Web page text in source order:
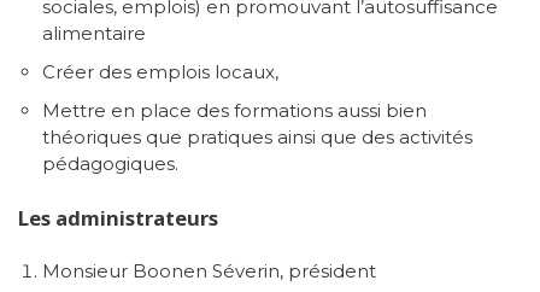
sociales, emplois) en promouvant l’autosuffisance
alimentaire
Créer des emplois locaux,
Mettre en place des formations aussi bien
théoriques que pratiques ainsi que des activités
pédagogiques.
Les administrateurs
Monsieur Boonen Séverin, président